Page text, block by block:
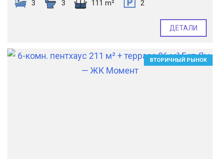
3 3 111 m² 2
ДЕТАЛИ
ВТОРИЧНЫЙ РЫНОК